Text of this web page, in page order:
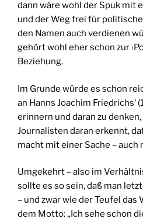
dann wäre wohl der Spuk mit
und der Weg frei für
den Namen auch verdienen
gehört wohl eher schon zur
Beziehung.
Im Grunde würde es schon
an Hanns Joachim Friedrichs‘
erinnern und daran zu
Journalisten daran erkennt,
macht mit einer Sache –
Umgekehrt – also im
sollte es so sein, daß man
– und zwar wie der Teufel das
dem Motto: „Ich sehe schon